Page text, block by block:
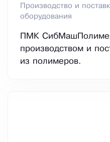
Производство и
оборудования
ПМК
производством и
из полимеров.